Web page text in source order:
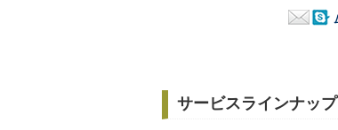
サービスラインナップ